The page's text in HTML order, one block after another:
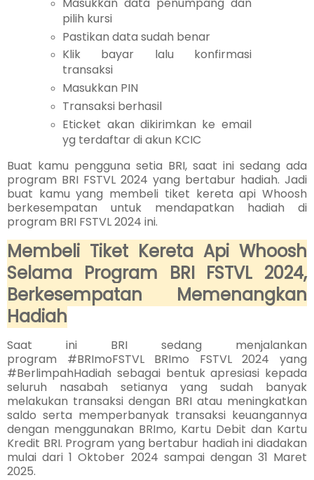
pilih kursi
Pastikan data sudah benar
Klik bayar lalu konfirmasi
transaksi
Masukkan PIN
Transaksi berhasil
Eticket akan dikirimkan ke email
yg terdaftar di akun KCIC
Buat kamu pengguna setia BRI, saat ini sedang ada
program BRI FSTVL 2024 yang bertabur hadiah. Jadi
buat kamu yang membeli tiket kereta api Whoosh
berkesempatan untuk mendapatkan hadiah di
program BRI FSTVL 2024 ini.
Membeli Tiket Kereta Api Whoosh
Selama Program BRI FSTVL 2024,
Berkesempatan Memenangkan
Hadiah
Saat ini BRI sedang menjalankan
program #BRImoFSTVL BRImo FSTVL 2024 yang
#BerlimpahHadiah sebagai bentuk apresiasi kepada
seluruh nasabah setianya yang sudah banyak
melakukan transaksi dengan BRI atau meningkatkan
saldo serta memperbanyak transaksi keuangannya
dengan menggunakan BRImo, Kartu Debit dan Kartu
Kredit BRI. Program yang bertabur hadiah ini diadakan
mulai dari 1 Oktober 2024 sampai dengan 31 Maret
2025.